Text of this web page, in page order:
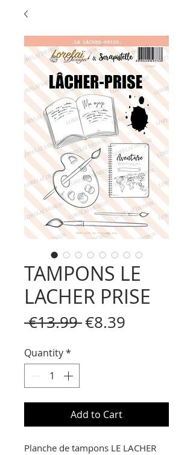
TAMPONS LE
LACHER PRISE
€13.99 Regular
€8.39
Quantity*
Add to Cart
Planche de tampons LE LACHER